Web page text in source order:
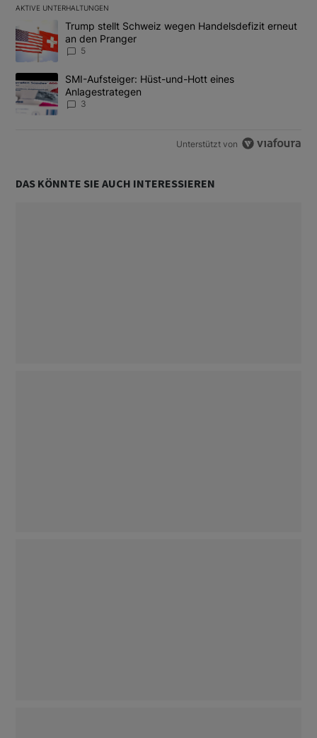
AKTIVE UNTERHALTUNGEN
Das Folgende ist eine Liste der am meisten kommentierten
Ein Trendartikel mit dem Titel "Trump stellt Schweiz wegen
Trump stellt Schweiz wegen Handelsdefizit erneut
an den Pranger
5
Ein Trendartikel mit dem Titel "SMI-Aufsteiger: Hüst-und-Hott
SMI-Aufsteiger: Hüst-und-Hott eines
Anlagestrategen
3
Unterstützt von
DAS KÖNNTE SIE AUCH INTERESSIEREN